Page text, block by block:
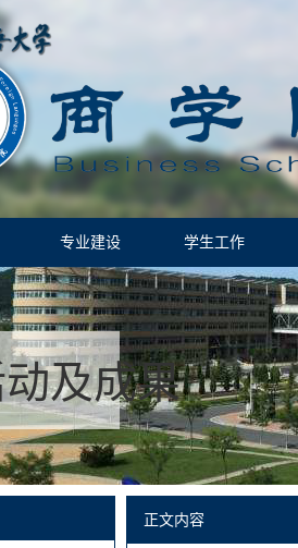
专业建设 学生工作
及成果
正文内容